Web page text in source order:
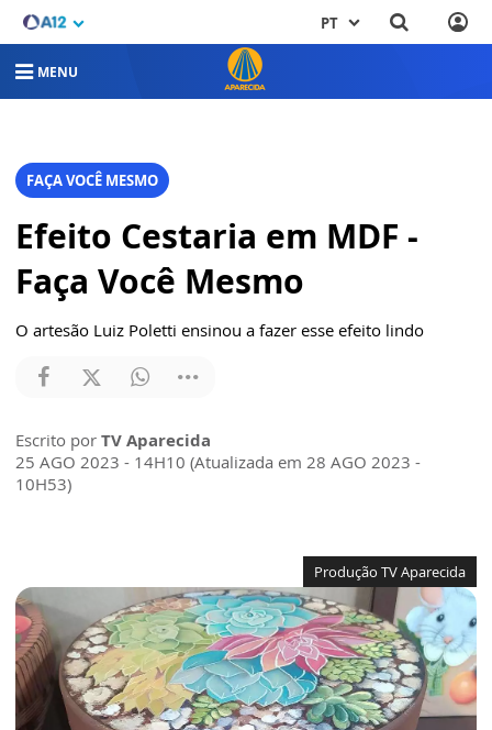
PT
MENU
FAÇA VOCÊ MESMO
Efeito Cestaria em MDF -
Faça Você Mesmo
O artesão Luiz Poletti ensinou a fazer esse efeito lindo
Escrito por TV Aparecida
25 AGO 2023 - 14H10 (Atualizada em 28 AGO 2023 -
10H53)
Produção TV Aparecida